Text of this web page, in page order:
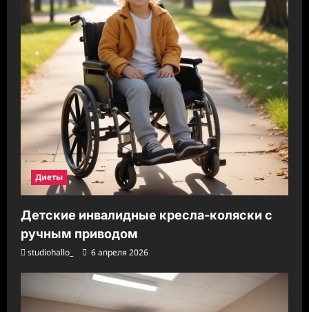
Диеты
Детские инвалидные кресла-коляски с
ручным приводом
studiohallo_ 6 апреля 2026